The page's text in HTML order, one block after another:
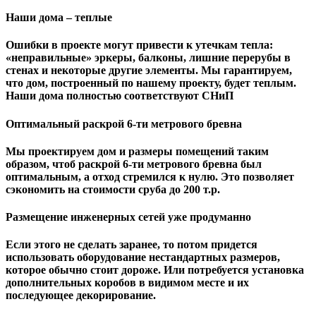
Наши дома – теплые
Ошибки в проекте могут привести к утечкам тепла:
«неправильные» эркеры, балконы, лишние перерубы в
стенах и некоторые другие элементы. Мы гарантируем,
чтo дом, построенный по нашему проекту, будет теплым.
Наши дома полностью соответствуют СНиП
Оптимальный раскрой 6-ти метрового бревна
Мы проектируем дом и размеры помещений таким
образом, чтоб раскрой 6-ти метрового бревна был
оптимальным, а отход стремился к нулю. Это позволяет
сэкономить на стоимости сруба до 200 т.р.
Размещение инженерных сетей уже продуманно
Если этого не сделать заранее, то потом придется
использовать оборудование нестандартных размеров,
которое обычно стоит дороже. Или потребуется установка
дополнительных коробов в видимом месте и их
последующее декорирование.